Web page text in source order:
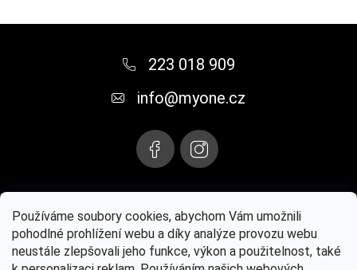
Používáme soubory cookies, abychom Vám umožnili
pohodlné prohlížení webu a díky analýze provozu webu
neustále zlepšovali jeho funkce, výkon a použitelnost, také
223 018 909
info@myone.cz
Instagram
Paul Mitchell® oficiální web MYONE s.r.o. Kontaktujte nás